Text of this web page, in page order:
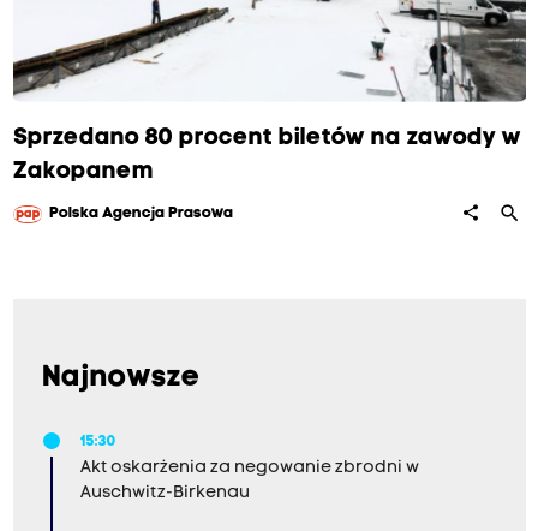
Sprzedano 80 procent biletów na zawody w
Zakopanem
Polska Agencja Prasowa share search
Najnowsze
15:30
Akt oskarżenia za negowanie zbrodni w
Auschwitz-Birkenau